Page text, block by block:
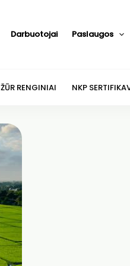
Darbuotojai Paslaugos
ŽŪR RENGINIAI NKP